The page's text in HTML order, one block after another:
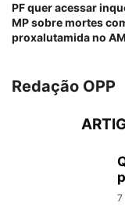
PF quer acessar
MP sobre mortes
proxalutamida no AM
Redação OPP
7